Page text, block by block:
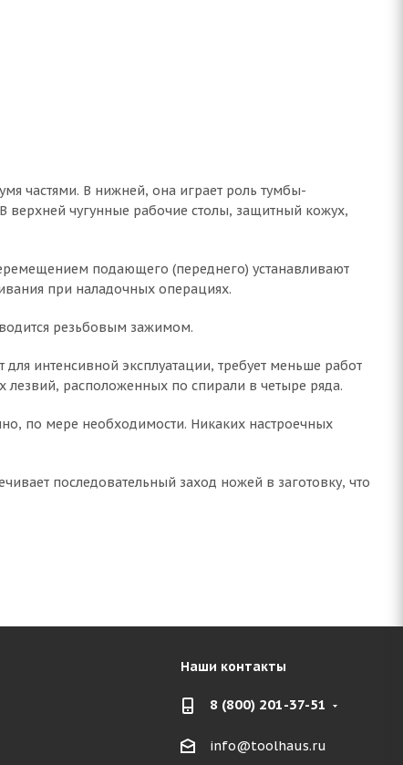
частями. В нижней, она играет роль тумбы-
чугунные рабочие столы, защитный кожух,
подающего (переднего) устанавливают
при наладочных операциях.
резьбовым зажимом.
интенсивной эксплуатации, требует меньше работ
лезвий, расположенных по спирали в четыре ряда.
по мере необходимости. Никаких настроечных
последовательный заход ножей в заготовку, что
Наши контакты
8 (800) 201-37-51
info@toolhaus.ru